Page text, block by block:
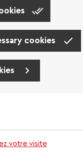
cookies
votre visite